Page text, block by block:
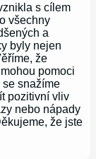
s cílem
všechny
a
byly nejen
že
pomoci
se snažíme
pozitivní vliv
nebo nápady
že jste